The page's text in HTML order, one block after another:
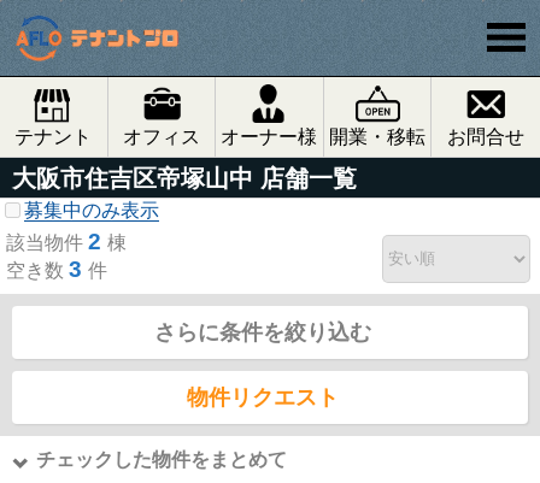
テナント オフィス オーナー様 開業・移転 お問合せ
大阪市住吉区帝塚山中 店舗一覧
募集中のみ表示
該当物件 2 棟
空き数 3 件
さらに条件を絞り込む
物件リクエスト
チェックした物件をまとめて